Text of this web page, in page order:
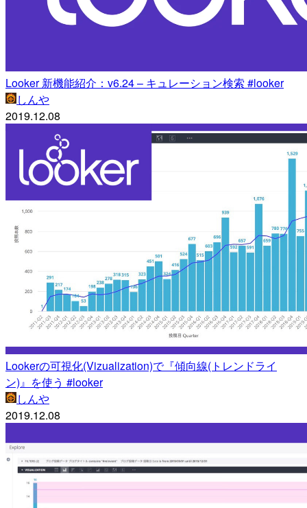
Looker 新機能紹介：v6.24 – キュレーション検索 #looker
しんや
2019.12.08
Lookerの可視化(Vizualization)で『傾向線(トレンドライ
ン)』を使う #looker
しんや
2019.12.08